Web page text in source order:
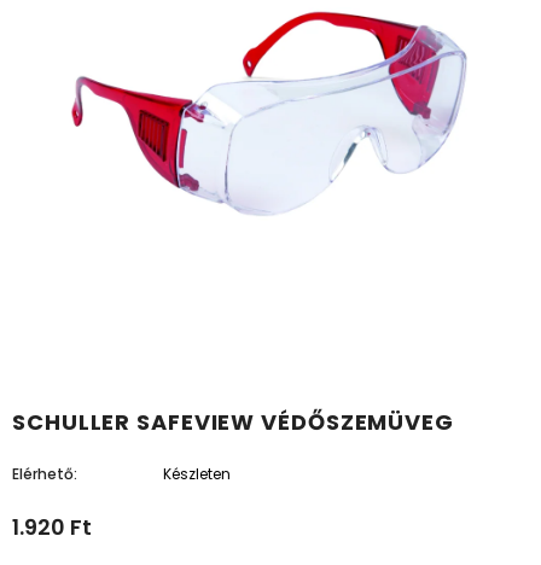
SCHULLER SAFEVIEW VÉDŐSZEMÜVEG
Elérhető: Készleten
1.920 Ft